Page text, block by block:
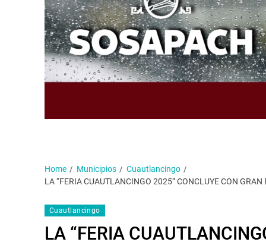
Home Municipios
Cuautlancingo
LA “FERIA CUAUTLANCINGO 2025” CONCLUYE CON
Cuautlancingo
LA “FERIA